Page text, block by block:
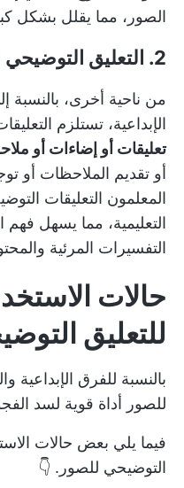
الصور، مما يقلل بشكل
2. التعليق التوضيحي للصور للفرق الإبداعية
من ناحية أخرى،
الإبداعية، تستلزم
تعليقات أو إضاءات أو
أو تقديم الملاحظات أو
المعلمون التعليقات
التعليمية، مما يسهل
التفسيرات المرئية
حالات
للتعليق
بالنسبة للفرق الإبداعية
للصور أداة قوية لسد
فيما يلي بعض حالات
التوضيحي للصور. 👇